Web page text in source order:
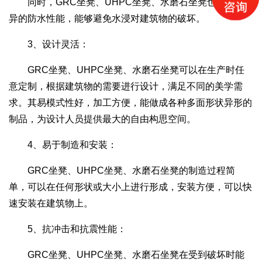
同时，GRC坐凳、UHPC坐凳、水磨石坐凳也具备优
异的防水性能，能够避免水浸对建筑物的破坏。
3、设计灵活：
GRC坐凳、UHPC坐凳、水磨石坐凳可以在生产时任
意定制，根据建筑物的需要进行设计，满足不同的美学需
求。其易模式性好，加工方便，能做成各种多面形状异形的
制品，为设计人员提供最大的自由构思空间。
4、易于制造和安装：
GRC坐凳、UHPC坐凳、水磨石坐凳的制造过程简
单，可以在任何形状或大小上进行形成，安装方便，可以快
速安装在建筑物上。
5、抗冲击和抗震性能：
GRC坐凳、UHPC坐凳、水磨石坐凳在受到破坏时能